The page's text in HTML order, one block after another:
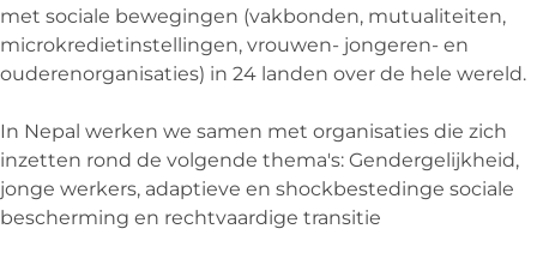
met sociale bewegingen (vakbonden, mutualiteiten,
microkredietinstellingen, vrouwen- jongeren- en
ouderenorganisaties) in 24 landen over de hele wereld.
In Nepal werken we samen met organisaties die zich
inzetten rond de volgende thema's: Gendergelijkheid,
jonge werkers, adaptieve en shockbestedinge sociale
bescherming en rechtvaardige transitie